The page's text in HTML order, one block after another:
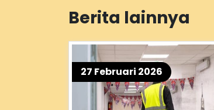
Berita lainnya
27 Februari 2026